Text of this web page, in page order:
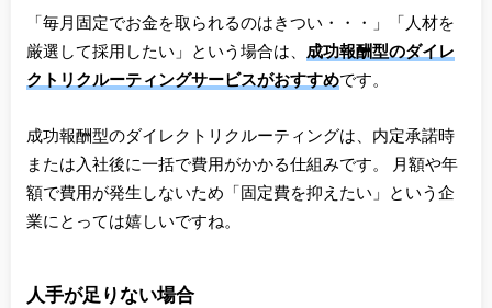
「毎月固定でお金を取られるのはきつい・・・」「人材を
厳選して採用したい」という場合は、 成功報酬型のダイレ
クトリクルーティングサービスがおすすめです。
成功報酬型のダイレクトリクルーティングは、内定承諾時
または入社後に一括で費用がかかる仕組みです。 月額や年
額で費用が発生しないため「固定費を抑えたい」という企
業にとっては嬉しいですね。
人手が足りない場合